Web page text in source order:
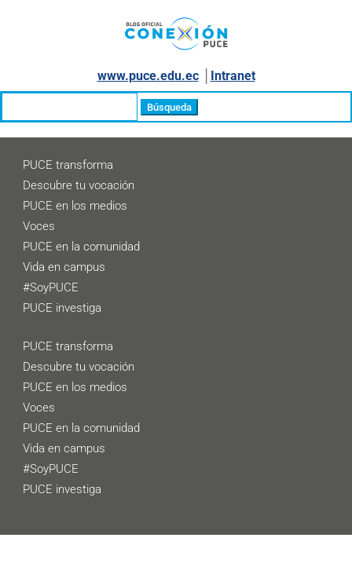
www.puce.edu.ec│ Intranet
PUCE transforma
Descubre tu vocación
PUCE en los medios
Voces
PUCE en la comunidad
Vida en campus
#SoyPUCE
PUCE investiga
PUCE transforma
Descubre tu vocación
PUCE en los medios
Voces
PUCE en la comunidad
Vida en campus
#SoyPUCE
PUCE investiga